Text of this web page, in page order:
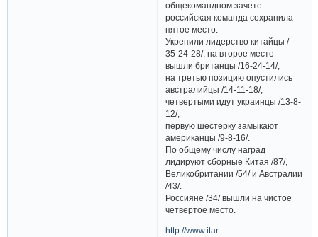
общекомандном зачете
российская команда сохранила
пятое место.
Укрепили лидерство китайцы /
35-24-28/, на второе место
вышли британцы /16-24-14/,
на третью позицию опустились
австралийцы /14-11-18/,
четвертыми идут украинцы /13-8-
12/,
первую шестерку замыкают
американцы /9-8-16/.
По общему числу наград
лидируют сборные Китая /87/,
Великобритании /54/ и Австралии
/43/.
Россияне /34/ вышли на чистое
четвертое место.
http://www.itar-